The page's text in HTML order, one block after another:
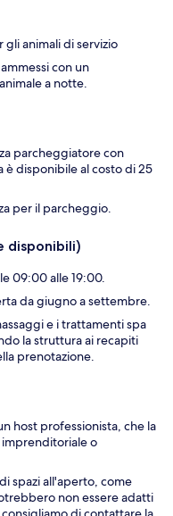
animali di servizio
con un
a notte.
parcheggiatore con
è disponibile al costo di 25
per il parcheggio.
disponibili)
09:00 alle 19:00.
da giugno a settembre.
e i trattamenti spa
la struttura ai recapiti
prenotazione.
host professionista, che la
o
spazi all'aperto, come
non essere adatti